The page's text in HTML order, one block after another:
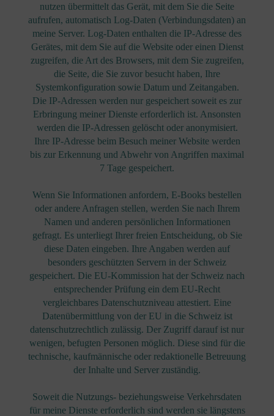
nutzen übermittelt das Gerät, mit dem Sie die Seite
aufrufen, automatisch Log-Daten (Verbindungsdaten) an
meine Server. Log-Daten enthalten die IP-Adresse des
Gerätes, mit dem Sie auf die Website oder einen Dienst
zugreifen, die Art des Browsers, mit dem Sie zugreifen,
die Seite, die Sie zuvor besucht haben, Ihre
Systemkonfiguration sowie Datum und Zeitangaben.
Die IP-Adressen werden nur gespeichert soweit es zur
Erbringung meiner Dienste erforderlich ist. Ansonsten
werden die IP-Adressen gelöscht oder anonymisiert.
Ihre IP-Adresse beim Besuch meiner Website werden
bis zur Erkennung und Abwehr von Angriffen maximal
7 Tage gespeichert.
Wenn Sie Informationen anfordern, E-Books bestellen
oder andere Anfragen stellen, werden Sie nach Ihrem
Namen und anderen persönlichen Informationen
gefragt. Es unterliegt Ihrer freien Entscheidung, ob Sie
diese Daten eingeben. Ihre Angaben werden auf
besonders geschützten Servern in der Schweiz
gespeichert. Die EU-Kommission hat der Schweiz nach
entsprechender Prüfung ein dem EU-Recht
vergleichbares Datenschutzniveau attestiert. Eine
Datenübermittlung von der EU in die Schweiz ist
datenschutzrechtlich zulässig. Der Zugriff darauf ist nur
wenigen, befugten Personen möglich. Diese sind für die
technische, kaufmännische oder redaktionelle Betreuung
der Inhalte und Server zuständig.
Soweit die Nutzungs- beziehungsweise Verkehrsdaten
für meine Dienste erforderlich sind werden sie längstens